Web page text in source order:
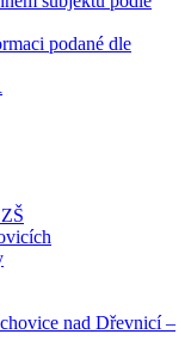
podané dle
nad Dřevnicí –